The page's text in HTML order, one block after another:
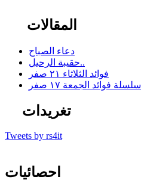
المقالات
دعاء الصباح
حقيبة الرحيل..
فوائد الثلاثاء ٢١ صفر
سلسلة فوائد الجمعة ١٧ صفر
تغريدات
Tweets by rs4it
احصائيات